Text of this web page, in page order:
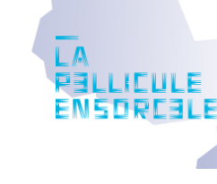
content
navigation
footer